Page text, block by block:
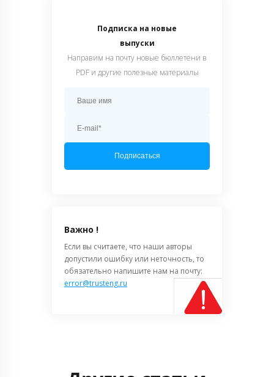
Подписка на новые
выпуски
Направим на почту новые бюллетени в
PDF и другие полезные материалы
Подписаться
Важно !
Если вы считаете, что наши авторы
допустили ошибку или неточность, то
обязательно напишите нам на почту:
error@trusteng.ru